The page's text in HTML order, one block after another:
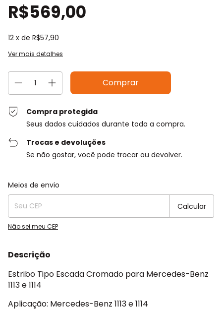
R$569,00
12 x de R$57,90
Ver mais detalhes
Compra protegida
Seus dados cuidados durante toda a compra.
Trocas e devoluções
Se não gostar, você pode trocar ou devolver.
Entregas para o CEP:
Meios de envio
Calcular
Não sei meu CEP
Descrição
Estribo Tipo Escada Cromado para Mercedes-Benz
1113 e 1114
Aplicação: Mercedes-Benz 1113 e 1114